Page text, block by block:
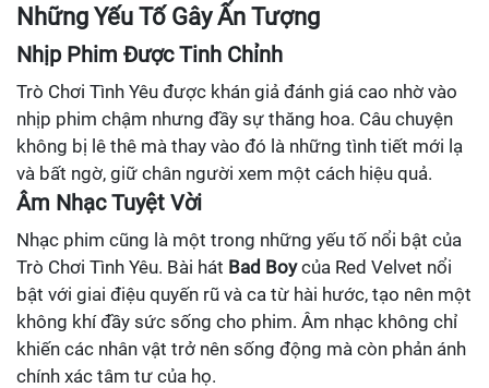
Những Yếu Tố Gây Ấn Tượng
Nhịp Phim Được Tinh Chỉnh
Trò Chơi Tình Yêu được khán giả đánh giá cao nhờ vào
nhịp phim chậm nhưng đầy sự thăng hoa. Câu chuyện
không bị lê thê mà thay vào đó là những tình tiết mới lạ
và bất ngờ, giữ chân người xem một cách hiệu quả.
Âm Nhạc Tuyệt Vời
Nhạc phim cũng là một trong những yếu tố nổi bật của
Trò Chơi Tình Yêu. Bài hát Bad Boycủa Red Velvet nổi
bật với giai điệu quyến rũ và ca từ hài hước, tạo nên một
không khí đầy sức sống cho phim. Âm nhạc không chỉ
khiến các nhân vật trở nên sống động mà còn phản ánh
chính xác tâm tư của họ.